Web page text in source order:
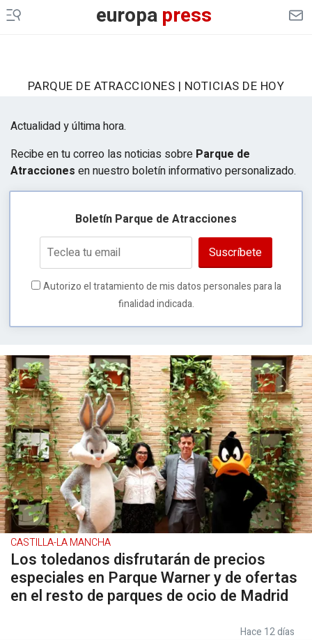
europapress
PARQUE DE ATRACCIONES | NOTICIAS DE HOY
Actualidad y última hora.
Recibe en tu correo las noticias sobre Parque de
Atracciones en nuestro boletín informativo personalizado.
Boletín Parque de Atracciones
Suscríbete
Autorizo el tratamiento de mis datos personales para la
finalidad indicada.
CASTILLA-LA MANCHA
Los toledanos disfrutarán de precios
especiales en Parque Warner y de ofertas
en el resto de parques de ocio de Madrid
Hace 12 días